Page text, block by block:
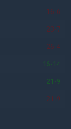
16-6
23-7
26-4
16-14
21-9
21-9